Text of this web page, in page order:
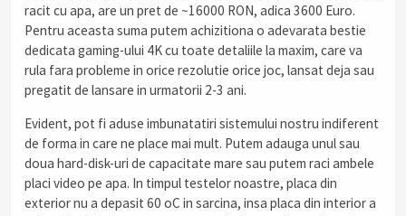
racit cu apa, are un pret de ~16000 RON, adica 3600 Euro.
Pentru aceasta suma putem achizitiona o adevarata bestie
dedicata gaming-ului 4K cu toate detaliile la maxim, care va
rula fara probleme in orice rezolutie orice joc, lansat deja sau
pregatit de lansare in urmatorii 2-3 ani.
Evident, pot fi aduse imbunatatiri sistemului nostru indiferent
de forma in care ne place mai mult. Putem adauga unul sau
doua hard-disk-uri de capacitate mare sau putem raci ambele
placi video pe apa. In timpul testelor noastre, placa din
exterior nu a depasit 60 oC in sarcina, insa placa din interior a